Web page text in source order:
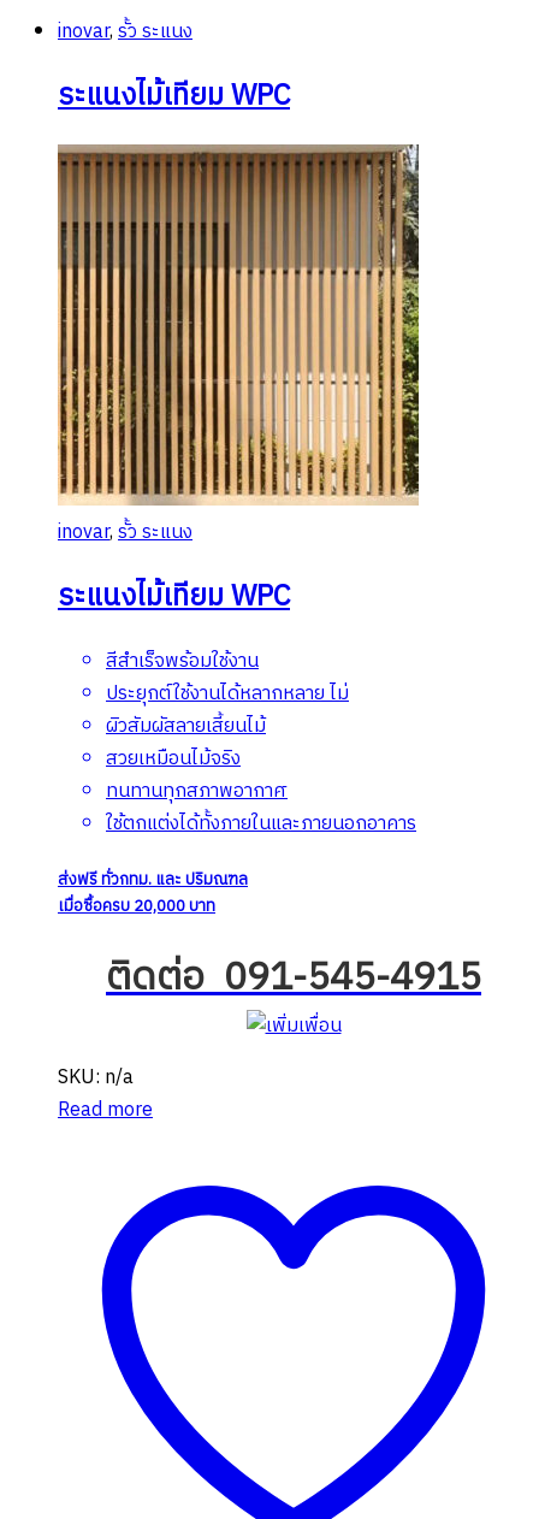
inovar,รั้ว ระแนง
ระแนงไม้เทียม WPC
inovar,รั้ว ระแนง
ระแนงไม้เทียม WPC
สีสำเร็จพร้อมใช้งาน
ประยุกต์ใช้งานได้หลากหลาย ไม่
ผิวสัมผัสลายเสี้ยนไม้
สวยเหมือนไม้จริง
ทนทานทุกสภาพอากาศ
ใช้ตกแต่งได้ทั้งภายในและภายนอกอาคาร
ส่งฟรี ทั่วกทม. และ ปริมณฑล
เมื่อซื้อครบ 20,000 บาท
ติดต่อ 091-545-4915
SKU: n/a
Read more